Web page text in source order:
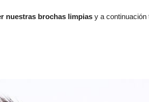
nuestras brochas limpias y a